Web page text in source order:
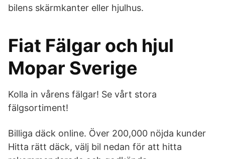
bilens skärmkanter eller hjulhus.
Fiat Fälgar och hjul
Mopar Sverige
Kolla in vårens fälgar! Se vårt stora
fälgsortiment!
Billiga däck online. Över 200,000 nöjda kunder
Hitta rätt däck, välj bil nedan för att hitta